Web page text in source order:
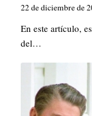
22 de diciembre de
En este artículo,
del…